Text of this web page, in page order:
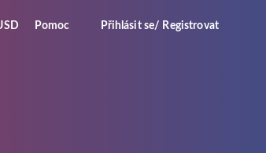
Pomoc Přihlásit se/ Registrovat